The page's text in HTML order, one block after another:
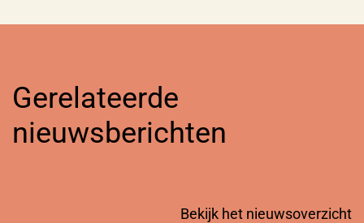
Gerelateerde
nieuwsberichten
Bekijk het nieuwsoverzicht